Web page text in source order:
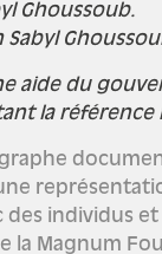
Ghoussoub.
Sabyl
aide du
la référence
individus et
la Magnum